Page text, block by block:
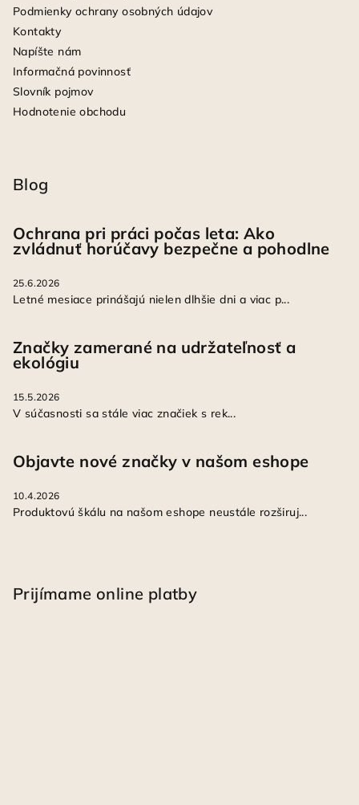
Podmienky ochrany osobných údajov
Kontakty
Napíšte nám
Informačná povinnosť
Slovník pojmov
Hodnotenie obchodu
Blog
Ochrana pri práci počas leta: Ako
zvládnuť horúčavy bezpečne a pohodlne
25.6.2026
Letné mesiace prinášajú nielen dlhšie dni a viac p...
Značky zamerané na udržateľnosť a
ekológiu
15.5.2026
V súčasnosti sa stále viac značiek s rek...
Objavte nové značky v našom eshope
10.4.2026
Produktovú škálu na našom eshope neustále rozširuj...
Prijímame online platby